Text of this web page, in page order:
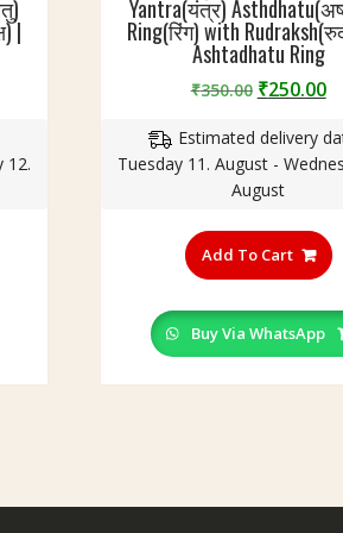
|
12.
Yantra(यंत्र)
Ring(रिंग) with
Ashtadhatu Ring
₹350.00 Original
was:
₹350.00.
₹250.00
is:
Estimated delivery
Tuesday 11. August -
August
Add To Cart
Buy Via WhatsApp